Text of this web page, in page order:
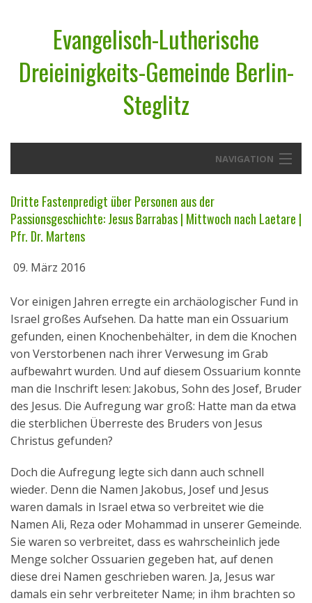
Evangelisch-Lutherische
Dreieinigkeits-Gemeinde Berlin-
Steglitz
NAVIGATION
Über uns
Aktuelles
Kontakt
English
Dritte Fastenpredigt über Personen aus der
Passionsgeschichte: Jesus Barrabas | Mittwoch nach Laetare |
Pfr. Dr. Martens
09. März 2016
Vor einigen Jahren erregte ein archäologischer Fund in
Israel großes Aufsehen. Da hatte man ein Ossuarium
gefunden, einen Knochenbehälter, in dem die Knochen
von Verstorbenen nach ihrer Verwesung im Grab
aufbewahrt wurden. Und auf diesem Ossuarium konnte
man die Inschrift lesen: Jakobus, Sohn des Josef, Bruder
des Jesus. Die Aufregung war groß: Hatte man da etwa
die sterblichen Überreste des Bruders von Jesus
Christus gefunden?
Doch die Aufregung legte sich dann auch schnell
wieder. Denn die Namen Jakobus, Josef und Jesus
waren damals in Israel etwa so verbreitet wie die
Namen Ali, Reza oder Mohammad in unserer Gemeinde.
Sie waren so verbreitet, dass es wahrscheinlich jede
Menge solcher Ossuarien gegeben hat, auf denen
diese drei Namen geschrieben waren. Ja, Jesus war
damals ein sehr verbreiteter Name; in ihm brachten so